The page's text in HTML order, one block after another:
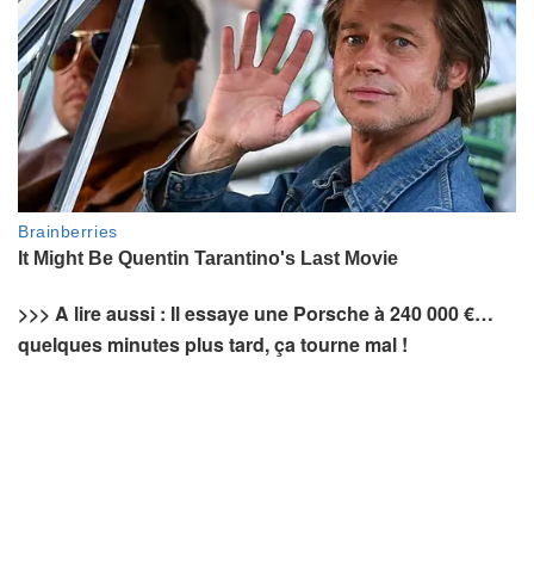
>>> A lire aussi : Il essaye une Porsche à 240 000 €…
quelques minutes plus tard, ça tourne mal !